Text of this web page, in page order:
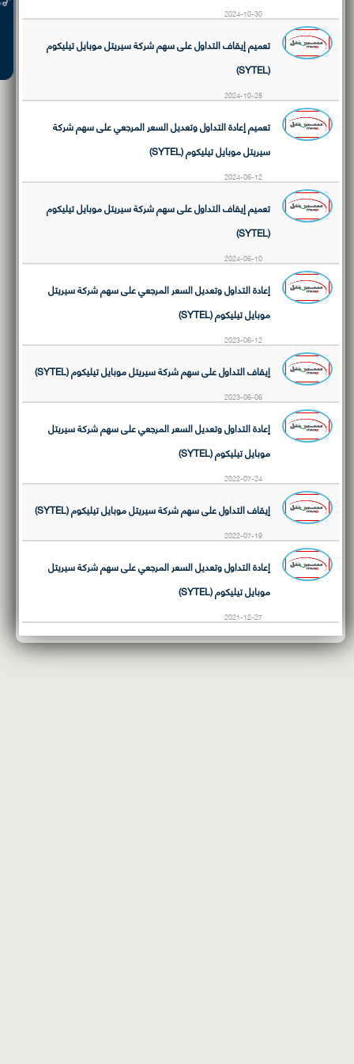
2024-10-30
تعميم إيقاف التداول على سهم شركة سيريتل موبايل تيليكوم
(SYTEL)
2024-10-28
تعميم إعادة التداول وتعديل السعر المرجعي على سهم شركة
سيريتل موبايل تيليكوم (SYTEL)
2024-06-12
تعميم إيقاف التداول على سهم شركة سيريتل موبايل تيليكوم
(SYTEL)
2024-06-10
إعادة التداول وتعديل السعر المرجعي على سهم شركة سيريتل
موبايل تيليكوم (SYTEL)
2023-06-12
إيقاف التداول على سهم شركة سيريتل موبايل تيليكوم (SYTEL)
2023-06-06
إعادة التداول وتعديل السعر المرجعي على سهم شركة سيريتل
موبايل تيليكوم (SYTEL)
2022-07-24
إيقاف التداول على سهم شركة سيريتل موبايل تيليكوم (SYTEL)
2022-07-19
إعادة التداول وتعديل السعر المرجعي على سهم شركة سيريتل
موبايل تيليكوم (SYTEL)
2021-12-27